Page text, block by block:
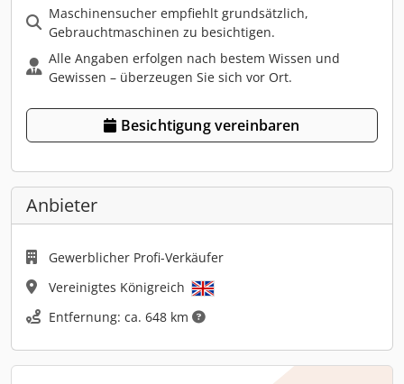
Maschinensucher empfiehlt grundsätzlich,
Gebrauchtmaschinen zu besichtigen.
Alle Angaben erfolgen nach bestem Wissen und
Gewissen – überzeugen Sie sich vor Ort.
Besichtigung vereinbaren
Anbieter
Gewerblicher Profi-Verkäufer
Vereinigtes Königreich
Entfernung: ca. 648 km